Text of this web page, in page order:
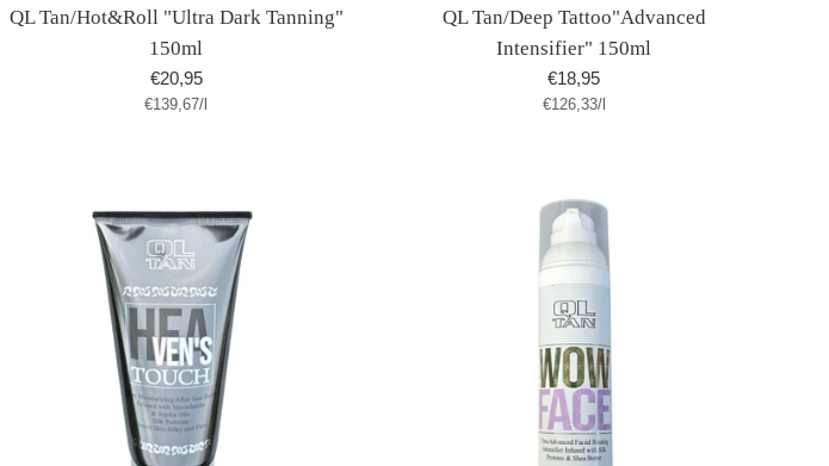
QL Tan/Hot&Roll "Ultra Dark Tanning"
150ml
Normaler
Preis
€20,95
Stückpreis
€139,67/pro
l
QL Tan/Deep Tattoo"Advanced
Intensifier" 150ml
Normaler
Preis
€18,95
Stückpreis
€126,33/pro
l